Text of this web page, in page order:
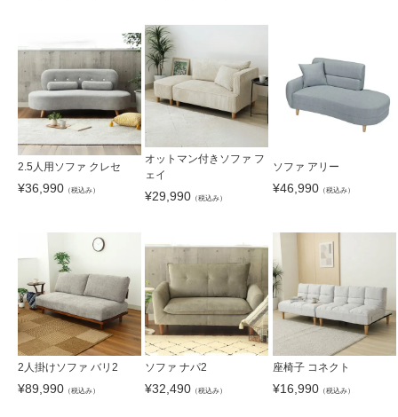
2.5人用ソファ クレセ
¥36,990 （税込み）
オットマン付きソファ フ
ェイ
¥29,990 （税込み）
ソファ アリー
¥46,990（税込み）
2人掛けソファ バリ2
¥89,990 （税込み）
ソファ ナパ2
¥32,490 （税込み）
座椅子 コネクト
¥16,990（税込み）